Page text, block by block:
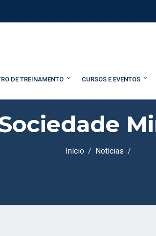
DE TREINAMENTO CURSOS E EVENTOS
Início Notícias